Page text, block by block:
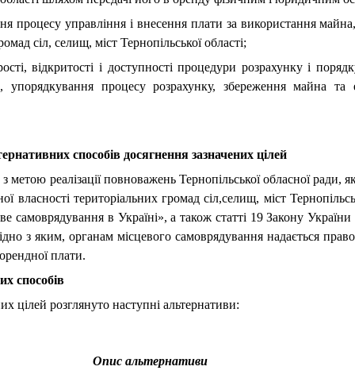
управління і внесення плати за використання майна,
сіл, селищ, міст Тернопільської області;
і доступності процедури розрахунку і
упорядкування процесу розрахунку, збереження майна та
способів досягнення зазначених цілей
реалізації повноважень Тернопільської обласної ради,
власності територіальних громад сіл,селищ, міст
самоврядування в Україні», а також статті 19 Закону
з яким, органам місцевого самоврядування надається
плати.
способів
цілей розглянуто наступні альтернативи:
Опис альтернативи